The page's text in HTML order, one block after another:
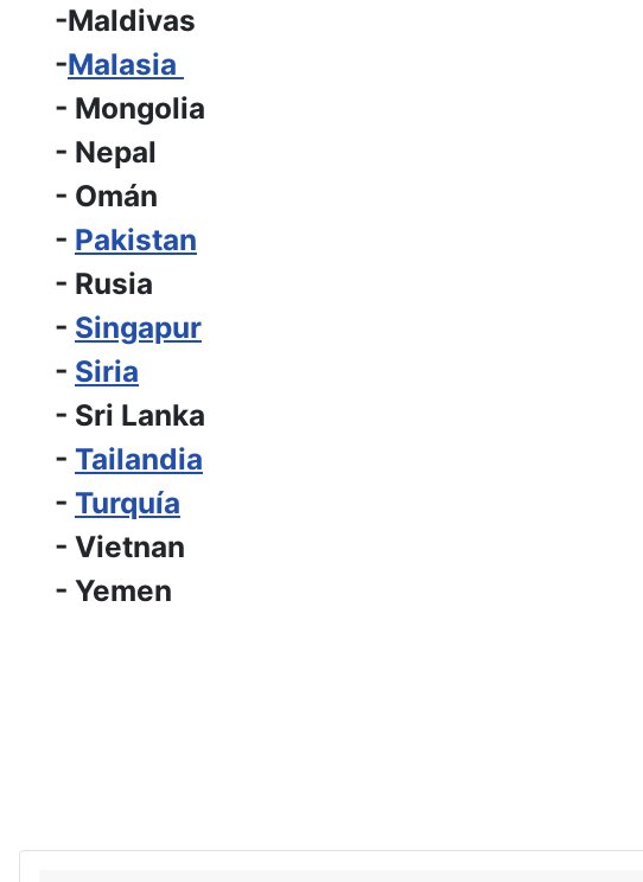
-Maldivas
-Malasia
- Mongolia
- Nepal
- Omán
- Pakistan
- Rusia
- Singapur
- Siria
- Sri Lanka
- Tailandia
- Turquía
- Vietnan
- Yemen